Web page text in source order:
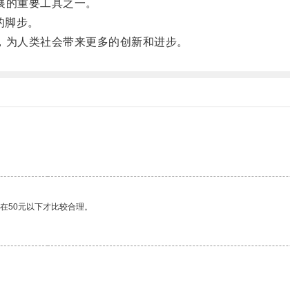
重要工具之一。
步。
人类社会带来更多的创新和进步。
50元以下才比较合理。